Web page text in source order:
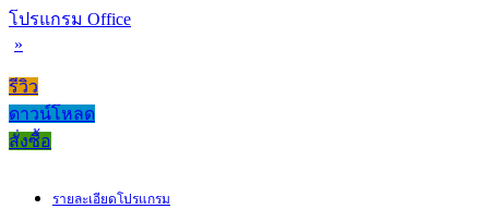
โปรแกรม Office
»
รีวิว
ดาวน์โหลด
สั่งซื้อ
รายละเอียดโปรแกรม